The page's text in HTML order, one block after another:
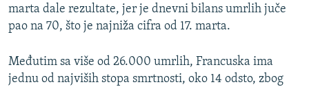
marta dale rezultate, jer je dnevni bilans umrlih juče
pao na 70, što je najniža cifra od 17. marta.
Međutim sa više od 26.000 umrlih, Francuska ima
jednu od najviših stopa smrtnosti, oko 14 odsto, zbog